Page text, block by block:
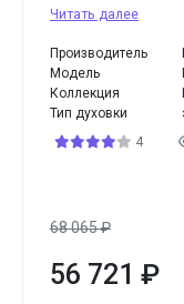
Читать далее
Производитель
Модель
Коллекция
Тип духовки
4
68 065₽
56 721 ₽